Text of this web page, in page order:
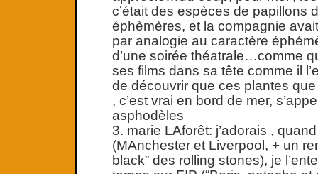
c’était des espèces de papillons
éphèmères, et la compagnie
par analogie au caractère
d’une soirée théatrale…comme
ses films dans sa tête comme il
de découvrir que ces plantes que
, c’est vrai en bord de mer,
asphodèles
3. marie LAforêt: j’adorais ,
(MAnchester et Liverpool, + un
black” des rolling stones), je